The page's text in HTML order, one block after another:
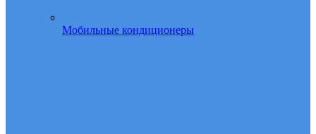
Мобильные кондиционеры